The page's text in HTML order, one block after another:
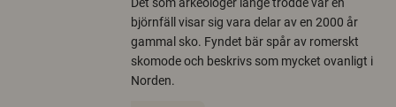
björnfäll visar sig vara delar av en 2000 år
gammal sko. Fyndet bär spår av romerskt
skomode och beskrivs som mycket ovanligt i
Norden.